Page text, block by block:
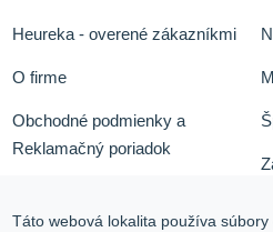
Heureka - overené zákazníkmi
O firme
Obchodné podmienky a
Reklamačný poriadok
Táto webová lokalita používa